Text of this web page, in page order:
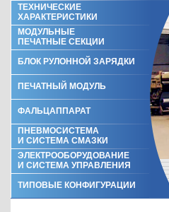
ТЕХНИЧЕСКИЕ
ХАРАКТЕРИСТИКИ
МОДУЛЬНЫЕ
ПЕЧАТНЫЕ СЕКЦИИ
БЛОК РУЛОННОЙ ЗАРЯДКИ
ПЕЧАТНЫЙ МОДУЛЬ
ФАЛЬЦАППАРАТ
ПНЕВМОСИСТЕМА
И СИСТЕМА СМАЗКИ
ЭЛЕКТРООБОРУДОВАНИЕ
И СИСТЕМА УПРАВЛЕНИЯ
ТИПОВЫЕ КОНФИГУРАЦИИ